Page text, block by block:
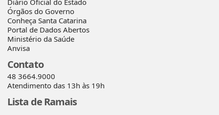
Diário Oficial do Estado
Órgãos do Governo
Conheça Santa Catarina
Portal de Dados Abertos
Ministério da Saúde
Anvisa
Contato
48 3664.9000
Atendimento das 13h às 19h
Lista de Ramais